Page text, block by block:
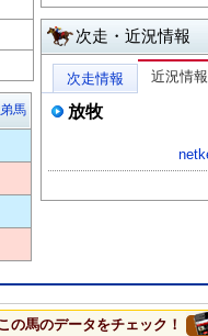
馬
次走・近況情報
次走情報 近況情報
放牧
の馬のデータをチェック！